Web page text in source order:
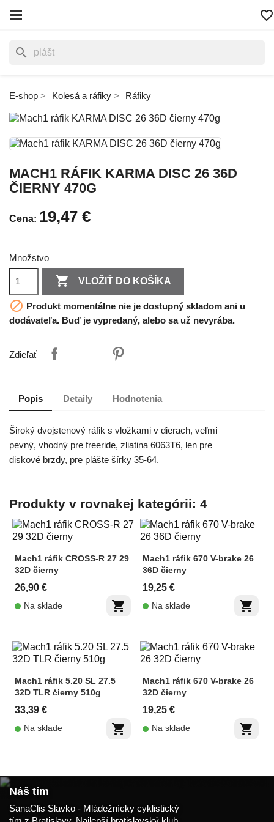
favorite_border
search
E-shop Kolesá a ráfiky Ráfiky
MACH1 RÁFIK KARMA DISC 26 36D
ČIERNY 470G
Cena: 19,47 €
Množstvo
 VLOŽIŤ DO KOŠÍKA
 Produkt momentálne nie je dostupný skladom ani u
dodávateľa. Buď je vypredaný, alebo sa už nevyrába.
Zdieľať
Popis Detaily Hodnotenia
Široký dvojstenový ráfik s vložkami v dierach, veľmi
pevný, vhodný pre freeride, zliatina 6063T6, len pre
diskové brzdy, pre plášte šírky 35-64.
Produkty v rovnakej kategórii: 4
Mach1 ráfik CROSS-R 27 29
32D čierny
26,90 €
shopping_cart
Na sklade
Mach1 ráfik 670 V-brake 26
36D čierny
19,25 €
shopping_cart
Na sklade
Mach1 ráfik 5.20 SL 27.5
32D TLR čierny 510g
33,39 €
shopping_cart
Na sklade
Mach1 ráfik 670 V-brake 26
32D čierny
19,25 €
shopping_cart
Na sklade
Náš tím
SanaClis Slavko - Mládežnícky cyklistický